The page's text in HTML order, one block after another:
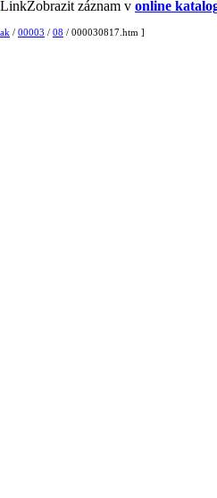
Zobrazit záznam v online
/ 00003 / 08 / 000030817.htm ]